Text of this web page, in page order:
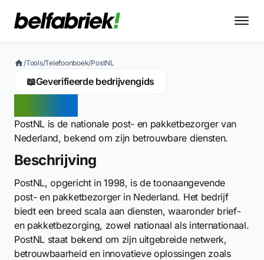
/Tools/Telefoonboek/PostNL
📖Geverifieerde bedrijvengids
PostNL is de nationale post- en pakketbezorger van
Nederland, bekend om zijn betrouwbare diensten.
Beschrijving
PostNL, opgericht in 1998, is de toonaangevende
post- en pakketbezorger in Nederland. Het bedrijf
biedt een breed scala aan diensten, waaronder brief-
en pakketbezorging, zowel nationaal als internationaal.
PostNL staat bekend om zijn uitgebreide netwerk,
betrouwbaarheid en innovatieve oplossingen zoals